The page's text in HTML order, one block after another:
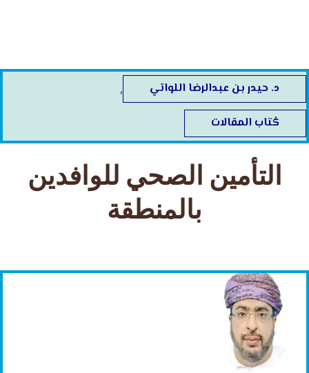
د. حيدر بن عبدالرضا اللواتي ,
كُتاب المقالات
التأمين الصحي للوافدين
بالمنطقة